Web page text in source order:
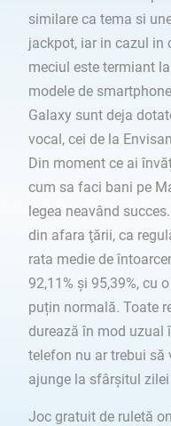
similare ca tema si
jackpot, iar in cazul in
meciul este termiant
modele de
Galaxy sunt deja
vocal, cei de la
Din moment ce ai
cum sa faci bani pe
legea neavând
din afara ţării, ca
rata medie de
92,11% și 95,39%, cu
puțin normală. Toate
durează în mod uzual
telefon nu ar trebui să
ajunge la sfârșitul
Joc gratuit de ruletă